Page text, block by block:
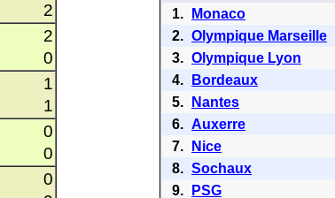
2
2
0
1
1
0
0
0
1. Monaco
2. Olympique Marseille
3. Olympique Lyon
4.
Bordeaux
5.
Nantes
6. Auxerre
7.
Nice
8. Sochaux
9.
PSG